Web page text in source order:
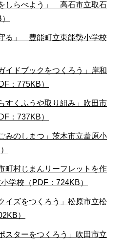
しらべよう」 高石市立取石
る」 豊能町立東能勢小学校
ドブックをつくろう」岸和
：775KB）
くふうや取り組み」吹田市
：737KB）
のしまつ」茨木市立葦原小
村じまんリーフレットを作
学校（PDF：724KB）
ズをつくろう」松原市立松
）
ターをつくろう」吹田市立